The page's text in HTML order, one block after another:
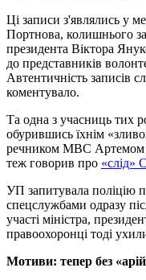
Ці записи з'являлись у
Портнова, колишнього
президента Віктора
до представників
Автентичність записів
коментувало.
Та одна з учасниць тих
обурившись їхнім
речником МВС Артемом
теж говорив про «слід»
УП запитувала поліцію
спецслужбами одразу
участі міністра,
правоохоронці тоді
Мотиви: тепер без